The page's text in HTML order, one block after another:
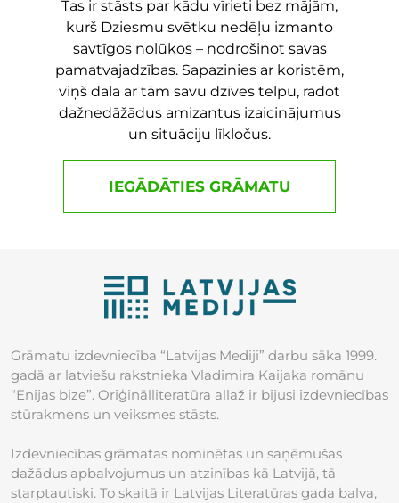
Tas ir stāsts par kādu vīrieti bez mājām,
kurš Dziesmu svētku nedēļu izmanto
savtīgos nolūkos – nodrošinot savas
pamatvajadzības. Sapazinies ar koristēm,
viņš dala ar tām savu dzīves telpu, radot
dažnedāžādus amizantus izaicinājumus
un situāciju līkločus.
IEGĀDĀTIES GRĀMATU
Grāmatu izdevniecība “Latvijas Mediji” darbu sāka 1999.
gadā ar latviešu rakstnieka Vladimira Kaijaka romānu
“Enijas bize”. Oriģinālliteratūra allaž ir bijusi izdevniecības
stūrakmens un veiksmes stāsts.
Izdevniecības grāmatas nominētas un saņēmušas
dažādus apbalvojumus un atzinības kā Latvijā, tā
starptautiski. To skaitā ir Latvijas Literatūras gada balva,